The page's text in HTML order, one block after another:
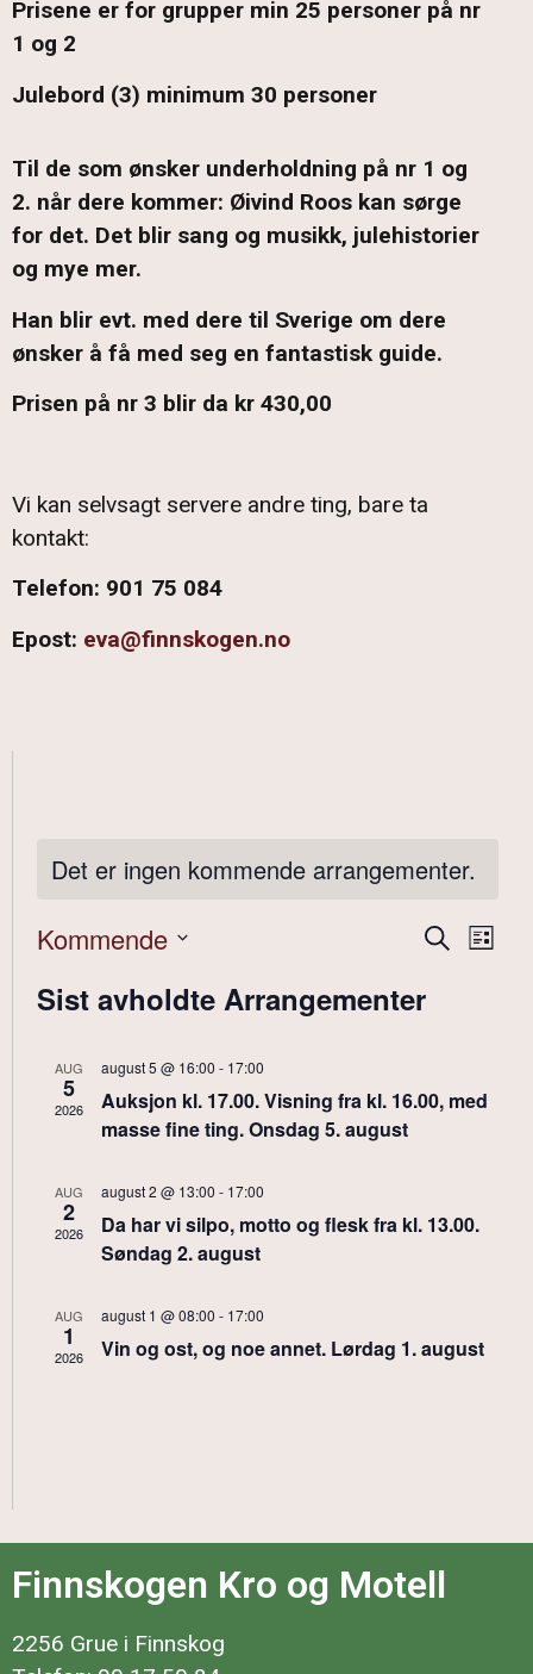
Prisene er for grupper min 25 personer på nr
1 og 2
Julebord (3) minimum 30 personer
Til de som ønsker underholdning på nr 1 og
2. når dere kommer: Øivind Roos kan sørge
for det. Det blir sang og musikk, julehistorier
og mye mer.
Han blir evt. med dere til Sverige om dere
ønsker å få med seg en fantastisk guide.
Prisen på nr 3 blir da kr 430,00
Vi kan selvsagt servere andre ting, bare ta
kontakt:
Telefon: 901 75 084
Epost: eva@finnskogen.no
Det er ingen kommende arrangementer.
Søk Liste
Kommende
dato.
Sist avholdte Arrangementer
AUG
5
2026
august 5 @ 16:00 - 17:00
Auksjon kl. 17.00. Visning fra kl. 16.00, med
masse fine ting. Onsdag 5. august
AUG
2
2026
august 2 @ 13:00 - 17:00
Da har vi silpo, motto og flesk fra kl. 13.00.
Søndag 2. august
AUG
1
2026
august 1 @ 08:00 - 17:00
Vin og ost, og noe annet. Lørdag 1. august
Finnskogen Kro og Motell
2256 Grue i Finnskog